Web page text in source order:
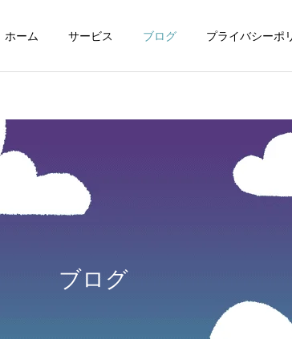
ホーム サービス ブログ プライバシーポ
グラフィックデザイン
ブログ